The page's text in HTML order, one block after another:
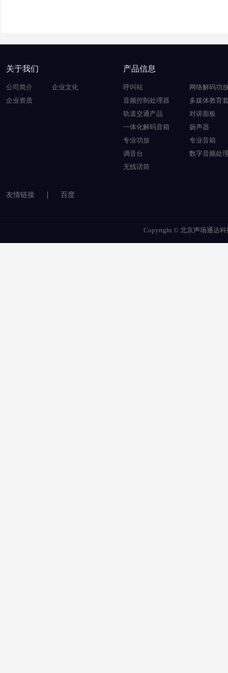
关于我们
公司简介
企业文化
企业资质
产品信息
呼叫站
网络解码功
音频控制处理器
多媒体教育
轨道交通产品
对讲面板
一体化解码音箱
扬声器
专业功放
专业音箱
调音台
数字音频处
无线话筒
友情链接 百度
Copyright © 北京声场通达科